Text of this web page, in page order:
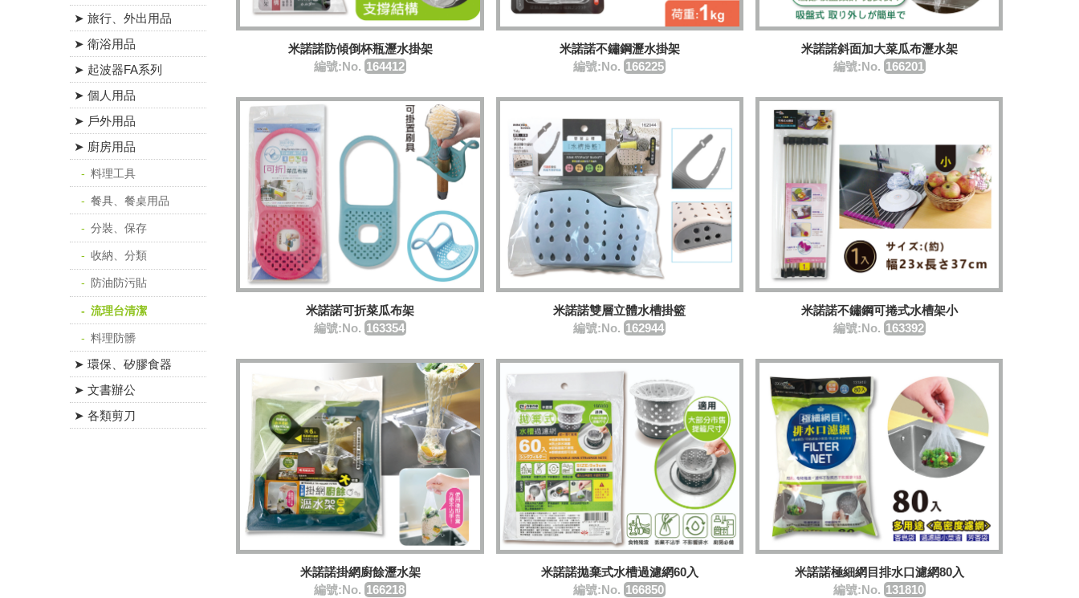
➤ 旅行、外出用品
➤ 衛浴用品
➤ 起波器FA系列
➤ 個人用品
➤ 戶外用品
➤ 廚房用品
料理工具
餐具、餐桌用品
分裝、保存
收納、分類
防油防污貼
流理台清潔
料理防髒
➤ 環保、矽膠食器
➤ 文書辦公
➤ 各類剪刀
米諾諾防傾倒杯瓶瀝水掛架
編號:No. 164412
米諾諾不鏽鋼瀝水掛架
編號:No. 166225
米諾諾斜面加大菜瓜布瀝水架
編號:No. 166201
米諾諾可折菜瓜布架
編號:No. 163354
米諾諾雙層立體水槽掛籃
編號:No. 162944
米諾諾不鏽鋼可捲式水槽架小
編號:No. 163392
米諾諾掛網廚餘瀝水架
編號:No. 166218
米諾諾拋棄式水槽過濾網60入
編號:No. 166850
米諾諾極細網目排水口濾網80入
編號:No. 131810